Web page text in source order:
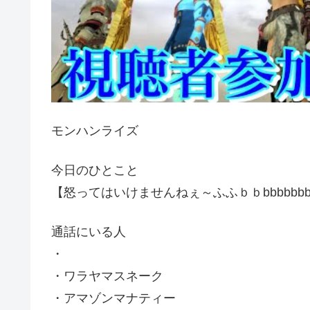
モンハンライズ
今日のひとこと
【怒ってはいけませんねぇ～ふふｂｂ
通話にいる人
・
・ワラヤマスネーク
・アマゾンマナティー